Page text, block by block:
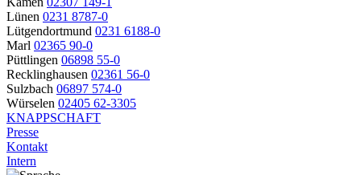
Lünen 0231 8787-0
Lütgendortmund 0231 6188-0
Marl 02365 90-0
Püttlingen 06898 55-0
Recklinghausen 02361 56-0
Sulzbach 06897 574-0
Würselen 02405 62-3305
KNAPPSCHAFT
Presse
Kontakt
Intern